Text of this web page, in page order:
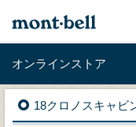
オンラインストア
18クロノスキャビ